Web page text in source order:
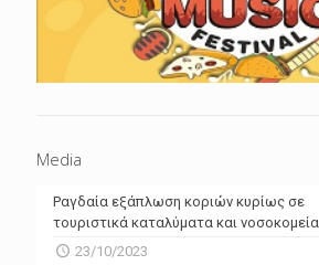
Media
Ραγδαία εξάπλωση κοριών κυρίως σε
τουριστικά καταλύματα και νοσοκομεία
23/10/2023